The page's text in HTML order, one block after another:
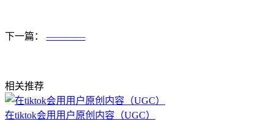
下一篇： ————
相关推荐
在tiktok会用用户原创内容（UGC）